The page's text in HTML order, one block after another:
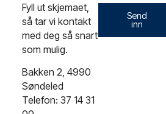
Fyll ut skjemaet,
så tar vi kontakt
med deg så snart
som mulig.
Bakken 2, 4990
Søndeled
Telefon: 37 14 31
Send
inn